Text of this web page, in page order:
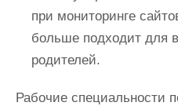
при мониторинге
больше подходит для
родителей.
Рабочие специальности